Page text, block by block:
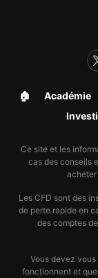
🏠︎ Académie
Ce site et les
cas des conseils
acheter
Les CFD sont des
de perte rapide en
des comptes
Vous devez
fonctionnent et